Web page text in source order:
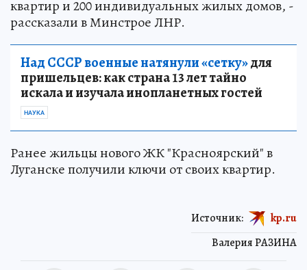
квартир и 200 индивидуальных жилых домов, -
рассказали в Минстрое ЛНР.
Над СССР военные натянули «сетку»для
пришельцев: как страна 13 лет тайно
искала и изучала инопланетных гостей
НАУКА
Ранее жильцы нового ЖК "Красноярский" в
Луганске получили ключи от своих квартир.
Валерия РАЗИНА
Источник: kp.ru